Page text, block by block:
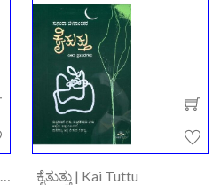
ಕೇರಳ ಮಾಂತ್ರಿಕರ ನಿಗೂಢ ಕಥೆಗಳು | Kerala Mantrikara Niguda Kathegalu ಕೈತುತ್ತು | Kai Tuttu